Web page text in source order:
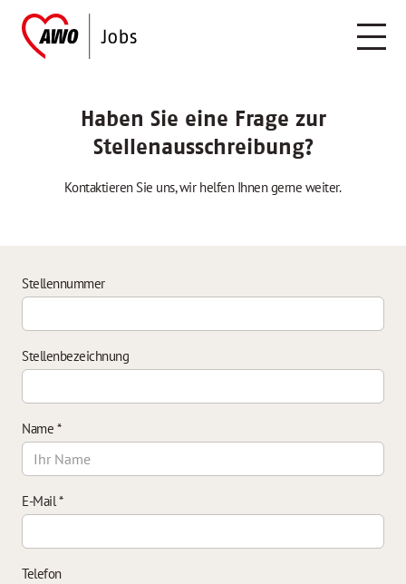
Haben Sie eine Frage zur
Stellenausschreibung?
Kontaktieren Sie uns, wir helfen Ihnen gerne weiter.
Stellennummer
Stellenbezeichnung
Name *
E-Mail*
Telefon